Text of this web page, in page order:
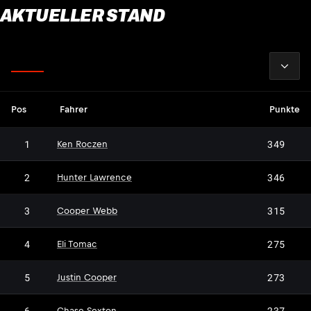
AKTUELLER STAND
Pos Fahrer Punkte
1 Ken Roczen 349
2 Hunter Lawrence 346
3 Cooper Webb 315
4 Eli Tomac 275
5 Justin Cooper 273